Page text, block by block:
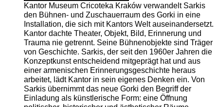
Kantor Museum Cricoteka Kraków verwandelt Sarkis
den Bühnen- und Zuschauerraum des Gorki in eine
Installation, die sich mit Kantors Welt auseinandersetzt.
Kantor dachte Theater, Objekt, Bild, Erinnerung und
Trauma nie getrennt. Seine Bühnenobjekte sind Träger
von Geschichte. Sarkis, der seit den 1960er Jahren die
Konzeptkunst entscheidend mitgeprägt hat und aus
einer armenischen ­Erinnerungsgeschichte heraus
arbeitet, lädt Kantor in sein eigenes Denken ein. Von
Sarkis übernimmt das neue Gorki den Begriff der
Einladung als künstlerische Form: eine Öffnung